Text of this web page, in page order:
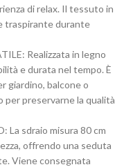
di relax. Il tessuto in
traspirante durante
Realizzata in legno
e durata nel tempo. È
giardino, balcone o
per preservarne la qualità
La sdraio misura 80 cm
offrendo una seduta
Viene consegnata